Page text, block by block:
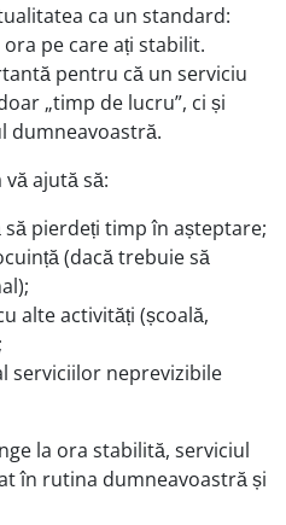
ca un standard:
pe care ați stabilit.
pentru că un serviciu
„timp de lucru”, ci și
dumneavoastră.
ajută să:
pierdeți timp în așteptare;
(dacă trebuie să
alte activități (școală,
serviciilor neprevizibile
la ora stabilită, serviciul
în rutina dumneavoastră și